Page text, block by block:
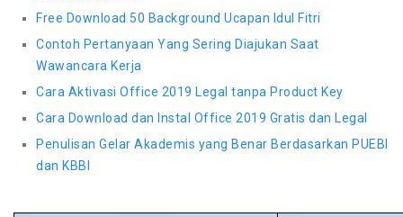
Free Download 50 Background Ucapan Idul Fitri
Contoh Pertanyaan Yang Sering Diajukan Saat
Wawancara Kerja
Cara Aktivasi Office 2019 Legal tanpa Product Key
Cara Download dan Instal Office 2019 Gratis dan Legal
Penulisan Gelar Akademis yang Benar Berdasarkan PUEBI
dan KBBI